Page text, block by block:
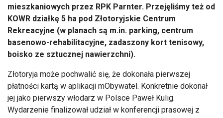
mieszkaniowych przez RPK Parnter. Przejęliśmy też od
KOWR działkę 5 ha pod Złotoryjskie Centrum
Rekreacyjne (w planach są m.in. parking, centrum
basenowo-rehabilitacyjne, zadaszony kort tenisowy,
boisko ze sztucznej nawierzchni).
Złotoryja może pochwalić się, że dokonała pierwszej
płatności kartą w aplikacji mObywatel. Konkretnie dokonał
jej jako pierwszy włodarz w Polsce Paweł Kulig.
Wydarzenie finalizował udział w konferencji prasowej z